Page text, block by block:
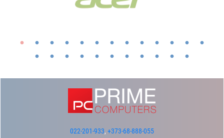
022-201-933, +373-68-888-055